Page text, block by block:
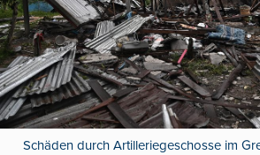
Schäden durch Artilleriegeschosse im